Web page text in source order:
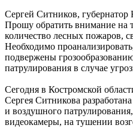
Сергей Ситников, губернатор
Прошу обратить внимание на
количество лесных пожаров,
Необходимо
подвержены
патрулирования в случае
Сегодня в Костромской
Сергея Ситникова
и воздушного
видеокамеры, на тушении